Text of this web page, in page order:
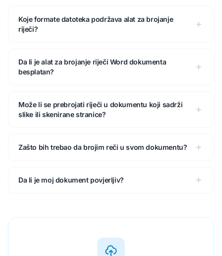
Koje formate datoteka podržava alat za brojanje
riječi?
Da li je alat za brojanje riječi Word dokumenta
besplatan?
Može li se prebrojati riječi u dokumentu koji sadrži
slike ili skenirane stranice?
Zašto bih trebao da brojim reči u svom dokumentu?
Da li je moj dokument povjerljiv?